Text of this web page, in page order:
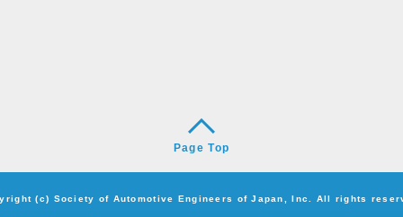
Page Top
(c) Society of Automotive Engineers of Japan, Inc. All rights